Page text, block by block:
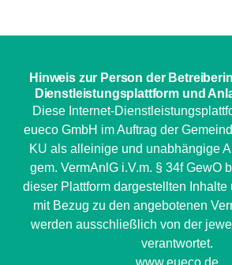
EE Text
Hinweis zur Person der
Dienstleistungsplattform und
Diese Internet-
eueco GmbH im Auftrag der
KU als alleinige und unabhängige
gem. VermAnlG i.V.m. § 34f GewO
dieser Plattform dargestellten Inhalte
mit Bezug zu den angebotenen
werden ausschließlich von der
verantwortet.
www.eueco.de